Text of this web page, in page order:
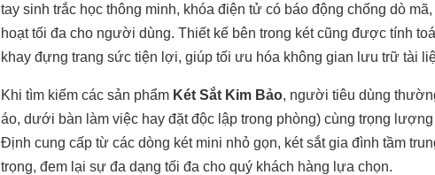
tay sinh trắc học thông minh, khóa điện tử có báo động chống dò
hoạt tối đa cho người dùng. Thiết kế bên trong két cũng được tính
khay đựng trang sức tiện lợi, giúp tối ưu hóa không gian lưu trữ tài
Khi tìm kiếm các sản phẩm Két Sắt Kim Bảo, người tiêu dùng
áo, dưới bàn làm việc hay đặt độc lập trong phòng) cùng trọng
Định cung cấp từ các dòng két mini nhỏ gọn, két sắt gia đình tầm
trọng, đem lại sự đa dạng tối đa cho quý khách hàng lựa chọn.